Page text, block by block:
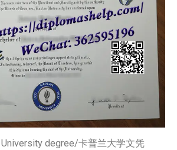
University degree/卡普兰大学文凭